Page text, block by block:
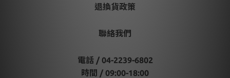
退換貨政策
聯絡我們
電話 / 04-2239-6802
時間 / 09:00-18:00